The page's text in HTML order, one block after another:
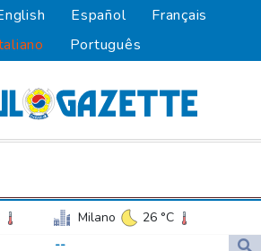
Español
Français
Português
Milano
26 °C
--